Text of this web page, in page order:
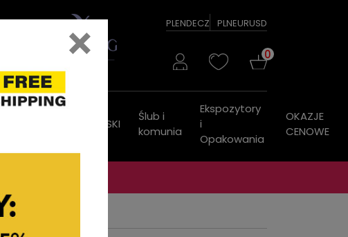
PLENDECZ PLNEURUSD
0
PASKI
Ślub i
komunia
Ekspozytory
i
Opakowania
OKAZJE
CENOWE
×